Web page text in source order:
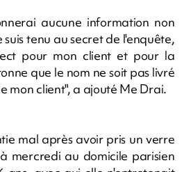
aucune information non
tenu au secret de l'enquête,
pour mon client et pour la
que le nom ne soit pas livré
mon client", a ajouté Me Drai.
mal après avoir pris un verre
mercredi au domicile parisien